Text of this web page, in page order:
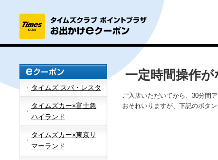
タイムズ スパ・レスタ
タイムズカー×富士急
ハイランド
タイムズカー×東京サ
マーランド
一定時間操作
ご入店いただいてから、30分間
おそれいりますが、下記のボタ